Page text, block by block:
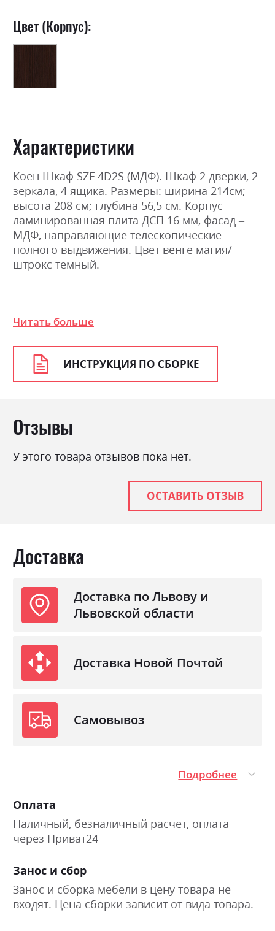
Цвет (Корпус):
Характеристики
Коен Шкаф SZF 4D2S (МДФ). Шкаф 2 дверки, 2
зеркала, 4 ящика. Размеры: ширина 214см;
высота 208 см; глубина 56,5 см. Корпус-
ламинированная плита ДСП 16 мм, фасад –
МДФ, направляющие телескопические
полного выдвижения. Цвет венге магия/
штрокс темный.
Цвет (Фасад):
Цвет (Корпус):
венге магія
Цвет материала
венге магія/штрокс темний
Стиль
класика, мінімалізм,
Читать больше
ИНСТРУКЦИЯ ПО СБОРКЕ
Отзывы
У этого товара отзывов пока нет.
ОСТАВИТЬ ОТЗЫВ
Доставка
Доставка по Львову и
Львовской области
Доставка Новой Почтой
Самовывоз
Подробнее
Оплата
Наличный, безналичный расчет, оплата
через Приват24
Занос и сбор
Занос и сборка мебели в цену товара не
входят. Цена сборки зависит от вида товара.